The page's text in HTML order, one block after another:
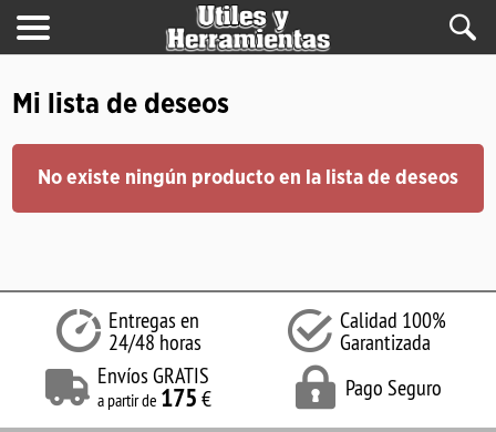
Mi lista de deseos
No existe ningún producto en la lista de deseos
Entregas en
24/48 horas
Calidad 100%
Garantizada
Envíos GRATIS
a partir de 175 € Pago Seguro